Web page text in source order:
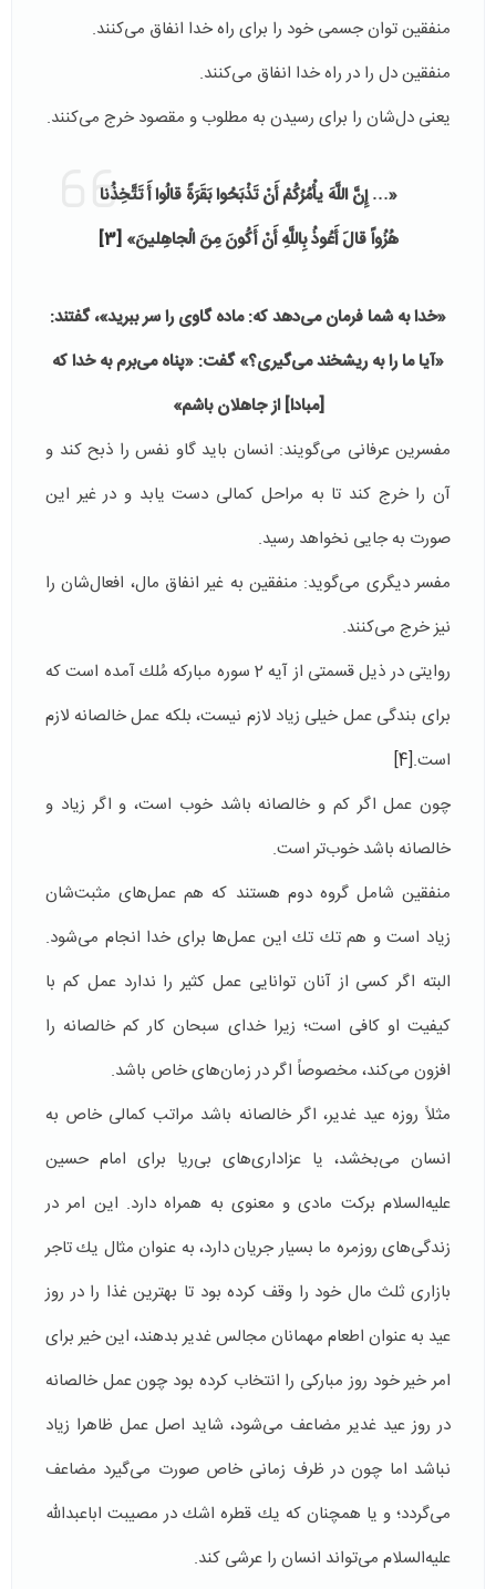
منفقین توان جسمی خود را برای راه خدا انفاق می‌كنند.
منفقین دل را در راه خدا انفاق می‌كنند.
یعنی دل‌شان را برای رسیدن به مطلوب و مقصود خرج می‌كنند.
«… إِنَّ اللَّهَ یأْمُرُكُمْ أَنْ تَذْبَحُوا بَقَرَةً قالُوا أَ تَتَّخِذُنا
هُزُواً قالَ أَعُوذُ بِاللَّهِ أَنْ أَكُونَ مِنَ الْجاهِلینَ»[3]
«خدا به شما فرمان مى‌‏دهد كه: ماده گاوى را سر ببرید»، گفتند:
«آیا ما را به ریشخند مى‌‏گیرى؟» گفت: «پناه مى‌‏برم به خدا كه
[مبادا] از جاهلان باشم»
مفسرین عرفانی می‌گویند: انسان باید گاو نفس را ذبح كند و
آن را خرج كند تا به مراحل كمالی دست یابد و در غیر این
صورت به جایی نخواهد رسید.
مفسر دیگری می‌گوید:‌ منفقین به غیر انفاق مال، افعال‌شان را
نیز خرج می‌كنند.
روایتی در ذیل قسمتی از آیه 2 سوره مباركه مُلك آمده است كه
برای بندگی عمل خیلی زیاد لازم نیست، بلكه عمل خالصانه لازم
است.[4]
چون عمل اگر كم و خالصانه باشد خوب است، و اگر زیاد و
خالصانه باشد خوب‌تر است.
منفقین شامل گروه دوم هستند كه هم عمل‌های مثبت‌شان
زیاد است و هم تك تك این عمل‌ها برای خدا انجام می‌شود.
البته اگر كسی از آنان توانایی عمل كثیر را ندارد عمل كم با
كیفیت او كافی است؛ زیرا خدای سبحان كار كم خالصانه را
افزون می‌كند، مخصوصاً اگر در زمان‌های خاص باشد.
مثلاً روزه عید غدیر، اگر خالصانه باشد مراتب كمالی خاص به
انسان می‌بخشد، یا عزاداری‌های بی‌ریا برای امام حسین
علیه‌السلام بركت مادی و معنوی به همراه دارد. این امر در
زندگی‌های روزمره ما بسیار جریان دارد، به عنوان مثال یك تاجر
بازاری ثلث مال خود را وقف كرده بود تا بهترین غذا را در روز
عید به عنوان اطعام مهمانان مجالس غدیر بدهند، این خیر برای
امر خیر خود روز مباركی را انتخاب كرده بود چون عمل خالصانه
در روز عید غدیر مضاعف می‌شود، شاید اصل عمل ظاهرا زیاد
نباشد اما چون در ظرف زمانی خاص صورت می‌گیرد مضاعف
می‌گردد؛ و یا همچنان كه یك قطره اشك در مصیبت اباعبدالله
علیه‌السلام می‌تواند انسان را عرشی ‌كند.